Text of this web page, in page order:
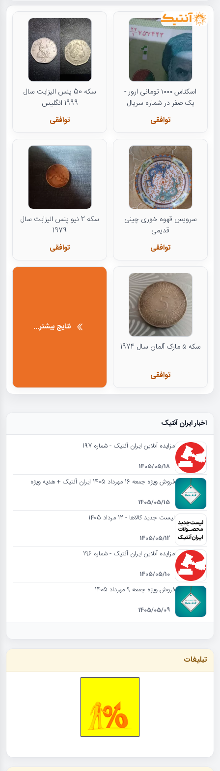
اسکناس ۱۰۰۰ تومانی ارور -
یک صفر در شماره سریال
توافقی
سکه 50 پنس الیزابت سال
1999 انگلیس
توافقی
سرویس قهوه خوری چینی
قدیمی
توافقی
سکه 2 نیو پنس الیزابت سال
1979
توافقی
سکه ۵ مارک آلمان سال 1974
توافقی
نتایج بیشتر...
اخبار ایران آنتیک
مزایده آنلاین ایران آنتیک - شماره 197
1405/05/18
فروش ویژه جمعه 16 مهرداد 1405 ایران آنتیک + هدیه ویژه
1405/05/15
لیست جدید کالاها - 12 مرداد 1405
1405/05/12
مزایده آنلاین ایران آنتیک - شماره 196
1405/05/10
فروش ویژه جمعه 9 مهرداد 1405
1405/05/09
تبلیغات